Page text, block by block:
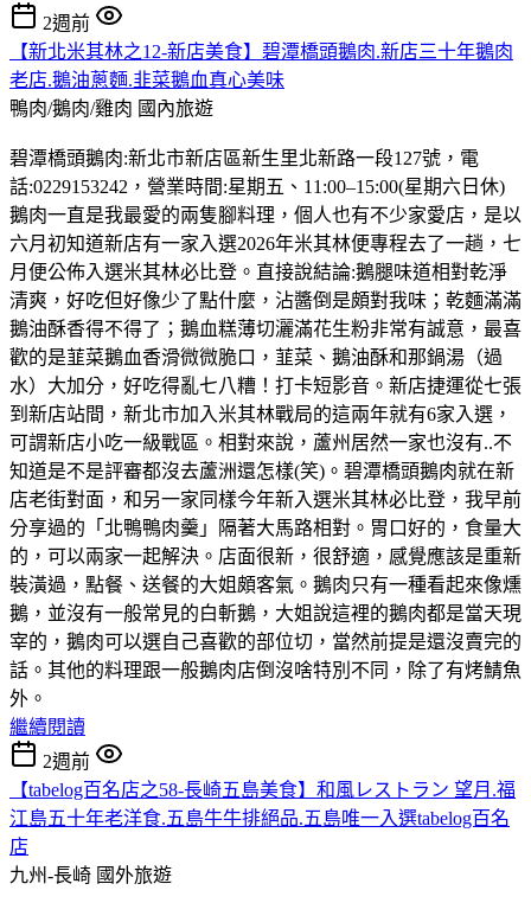
2週前
【新北米其林之12-新店美食】碧潭橋頭鵝肉.新店三十年鵝肉
老店.鵝油蔥麵.韭菜鵝血真心美味
鴨肉/鵝肉/雞肉 國內旅遊
碧潭橋頭鵝肉:新北市新店區新生里北新路一段127號，電
話:0229153242，營業時間:星期五、11:00–15:00(星期六日休)
鵝肉一直是我最愛的兩隻腳料理，個人也有不少家愛店，是以
六月初知道新店有一家入選2026年米其林便專程去了一趟，七
月便公佈入選米其林必比登。直接說結論:鵝腿味道相對乾淨
清爽，好吃但好像少了點什麼，沾醬倒是頗對我味；乾麵滿滿
鵝油酥香得不得了；鵝血糕薄切灑滿花生粉非常有誠意，最喜
歡的是韮菜鵝血香滑微微脆口，韮菜、鵝油酥和那鍋湯（過
水）大加分，好吃得亂七八糟！打卡短影音。新店捷運從七張
到新店站間，新北市加入米其林戰局的這兩年就有6家入選，
可謂新店小吃一級戰區。相對來說，蘆州居然一家也沒有..不
知道是不是評審都沒去蘆洲還怎樣(笑)。碧潭橋頭鵝肉就在新
店老街對面，和另一家同樣今年新入選米其林必比登，我早前
分享過的「北鴨鴨肉羹」隔著大馬路相對。胃口好的，食量大
的，可以兩家一起解決。店面很新，很舒適，感覺應該是重新
裝潢過，點餐、送餐的大姐頗客氣。鵝肉只有一種看起來像燻
鵝，並沒有一般常見的白斬鵝，大姐說這裡的鵝肉都是當天現
宰的，鵝肉可以選自己喜歡的部位切，當然前提是還沒賣完的
話。其他的料理跟一般鵝肉店倒沒啥特別不同，除了有烤鯖魚
外。
繼續閱讀
2週前
【tabelog百名店之58-長崎五島美食】和風レストラン 望月.福
江島五十年老洋食.五島牛牛排絕品.五島唯一入選tabelog百名
店
九州-長崎 國外旅遊